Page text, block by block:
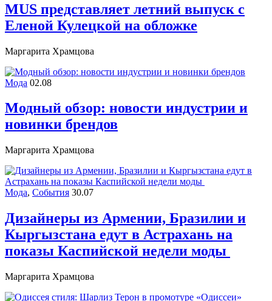
MUS представляет летний выпуск с
Еленой Кулецкой на обложке
Маргарита Храмцова
Мода 02.08
Модный обзор: новости индустрии и
новинки брендов
Маргарита Храмцова
Мода, События 30.07
Дизайнеры из Армении, Бразилии и
Кыргызстана едут в Астрахань на
показы Каспийской недели моды
Маргарита Храмцова